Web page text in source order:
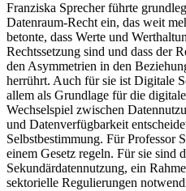
Franziska Sprecher führte
Datenraum-Recht ein, das weit
betonte, dass Werte und
Rechtssetzung sind und dass der
den Asymmetrien in den
herrührt. Auch für sie ist Digitale
allem als Grundlage für die
Wechselspiel zwischen
und Datenverfügbarkeit
Selbstbestimmung. Für Professor
einem Gesetz regeln. Für sie sind
Sekundärdatennutzung, ein
sektorielle Regulierungen